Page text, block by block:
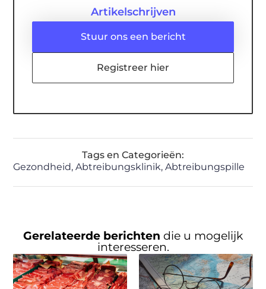
Artikelschrijven
Stuur ons een bericht
Registreer hier
Tags en Categorieën:
Gezondheid,Abtreibungsklinik,Abtreibungspille
Gerelateerde berichten die u mogelijk
interesseren.